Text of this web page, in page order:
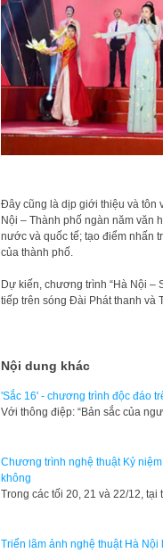
Đây cũng là dịp giới thiệu và tôn
Nội – Thành phố ngàn năm văn
nước và quốc tế; tạo điểm nhấn
của thành phố.
Dự kiến, chương trình “Hà Nội –
tiếp trên sóng Đài Phát thanh và
Nội dung khác
'Sắc 16' - chương trình độc đáo
Với thông điệp: “Bản sắc của
Chương trình nghệ thuật Kỷ
không
Trong các tối 20, 21 và 22/12,
Triển lãm ảnh nghệ thuật Hà Nội